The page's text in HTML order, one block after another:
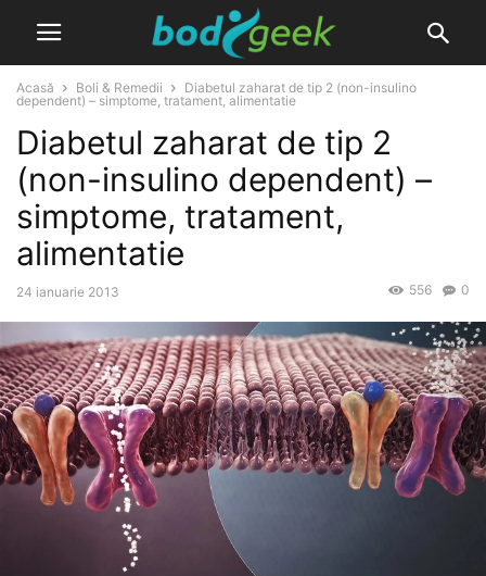
Acasă Boli & Remedii
Diabetul zaharat de tip 2 (non-insulino
dependent) – simptome, tratament, alimentatie
Diabetul zaharat de tip 2
(non-insulino dependent) –
simptome, tratament,
alimentatie
24 ianuarie 2013 0
556